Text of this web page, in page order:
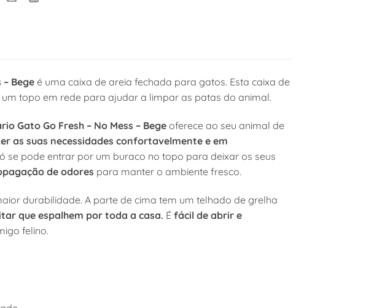
Bege é uma caixa de areia fechada para gatos. Esta caixa de
topo em rede para ajudar a limpar as patas do animal.
Gato Go Fresh – No Mess – Begeoferece ao seu animal de
as suas necessidades confortavelmente e em
se pode entrar por um buraco no topo para deixar os seus
de odores para manter o ambiente fresco.
durabilidade. A parte de cima tem um telhado de grelha
que espalhem por toda a casa. É fácil de abrir e
felino.